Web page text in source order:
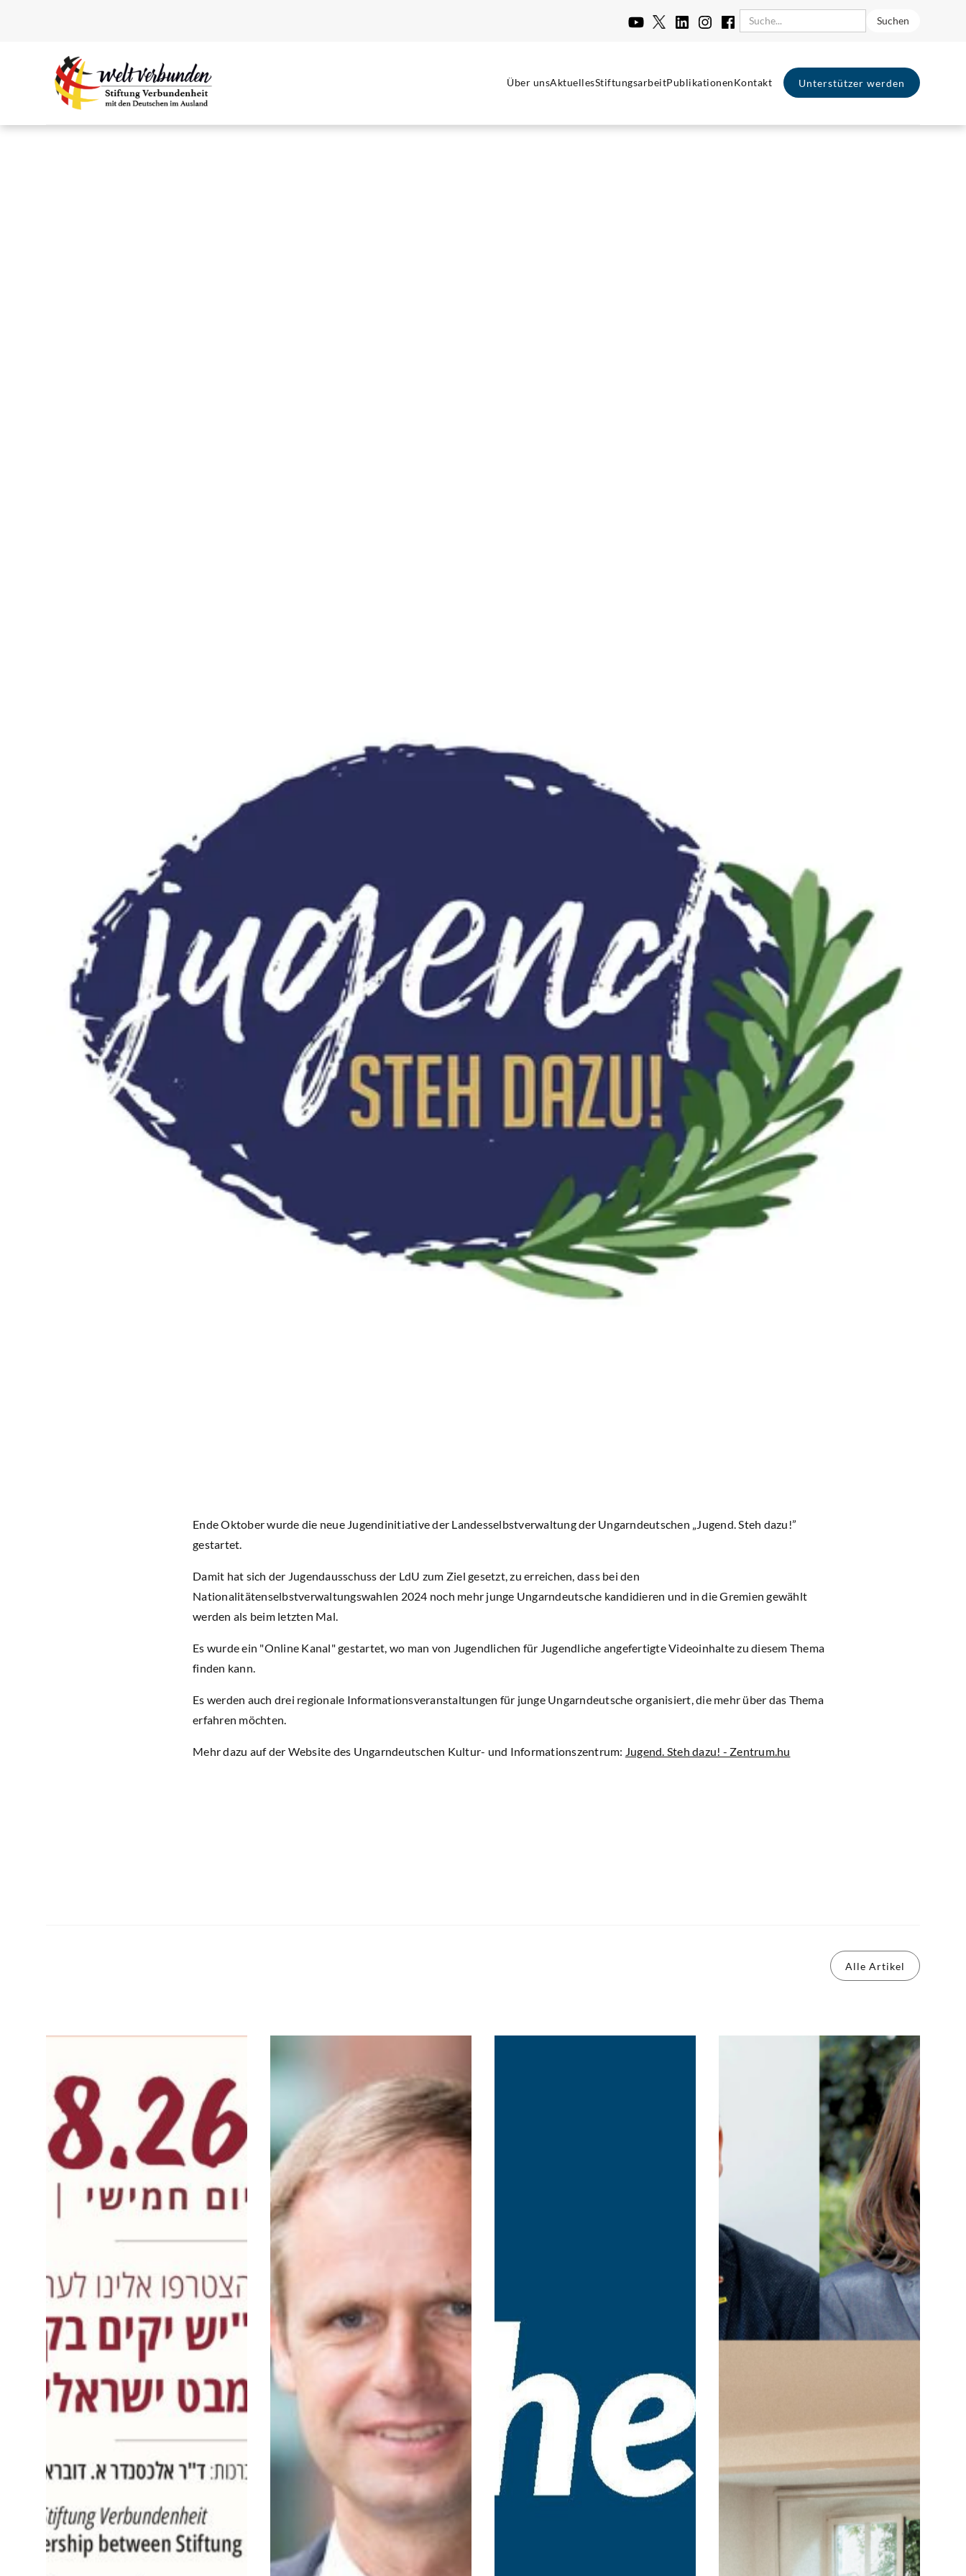
Über unsAktuellesStiftungsarbeitPublikationenKontakt Unterstützer werden
Ende Oktober wurde die neue Jugendinitiative der Landesselbstverwaltung der Ungarndeutschen „Jugend. Steh dazu!”
gestartet.
Damit hat sich der Jugendausschuss der LdU zum Ziel gesetzt, zu erreichen, dass bei den
Nationalitätenselbstverwaltungswahlen 2024 noch mehr junge Ungarndeutsche kandidieren und in die Gremien gewählt
werden als beim letzten Mal.
Es wurde ein "Online Kanal" gestartet, wo man von Jugendlichen für Jugendliche angefertigte Videoinhalte zu diesem Thema
finden kann.
Es werden auch drei regionale Informationsveranstaltungen für junge Ungarndeutsche organisiert, die mehr über das Thema
erfahren möchten.
Mehr dazu auf der Website des Ungarndeutschen Kultur- und Informationszentrum: Jugend. Steh dazu! - Zentrum.hu
Alle Artikel